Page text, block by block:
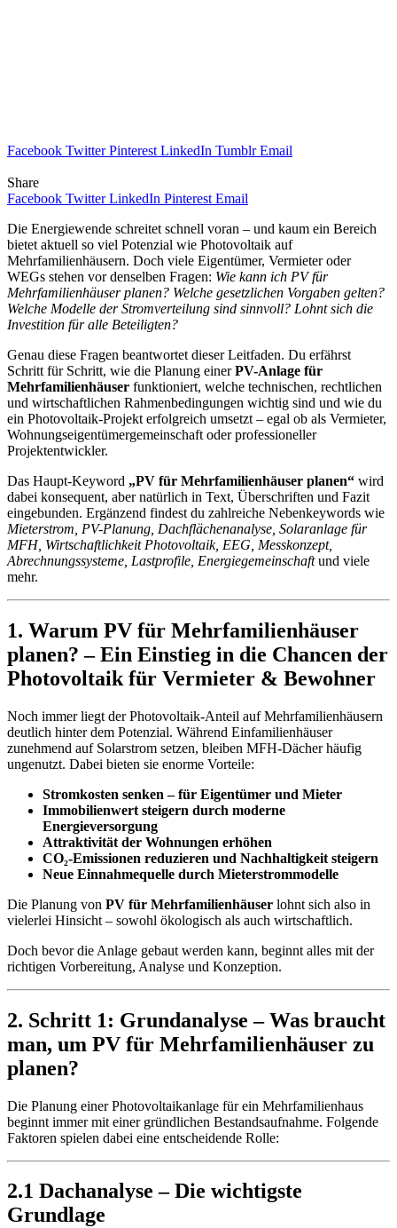
Facebook Twitter Pinterest LinkedIn Tumblr Email
Share
Facebook Twitter LinkedIn Pinterest Email
Die Energiewende schreitet schnell voran – und kaum ein Bereich
bietet aktuell so viel Potenzial wie Photovoltaik auf
Mehrfamilienhäusern. Doch viele Eigentümer, Vermieter oder
WEGs stehen vor denselben Fragen: Wie kann ich PV für
Mehrfamilienhäuser planen? Welche gesetzlichen Vorgaben gelten?
Welche Modelle der Stromverteilung sind sinnvoll? Lohnt sich die
Investition für alle Beteiligten?
Genau diese Fragen beantwortet dieser Leitfaden. Du erfährst
Schritt für Schritt, wie die Planung einerPV-Anlage für
Mehrfamilienhäuser funktioniert, welche technischen, rechtlichen
und wirtschaftlichen Rahmenbedingungen wichtig sind und wie du
ein Photovoltaik-Projekt erfolgreich umsetzt – egal ob als Vermieter,
Wohnungseigentümergemeinschaft oder professioneller
Projektentwickler.
Das Haupt-Keyword „PV für Mehrfamilienhäuser planen“ wird
dabei konsequent, aber natürlich in Text, Überschriften und Fazit
eingebunden. Ergänzend findest du zahlreiche Nebenkeywords wie
Mieterstrom, PV-Planung, Dachflächenanalyse, Solaranlage für
MFH, Wirtschaftlichkeit Photovoltaik, EEG, Messkonzept,
Abrechnungssysteme, Lastprofile, Energiegemeinschaftund viele
mehr.
1. Warum PV für Mehrfamilienhäuser
planen? – Ein Einstieg in die Chancen der
Photovoltaik für Vermieter & Bewohner
Noch immer liegt der Photovoltaik-Anteil auf Mehrfamilienhäusern
deutlich hinter dem Potenzial. Während Einfamilienhäuser
zunehmend auf Solarstrom setzen, bleiben MFH-Dächer häufig
ungenutzt. Dabei bieten sie enorme Vorteile:
Stromkosten senken – für Eigentümer und Mieter
Immobilienwert steigern durch moderne
Energieversorgung
Attraktivität der Wohnungen erhöhen
CO₂-Emissionen reduzieren und Nachhaltigkeit steigern
Neue Einnahmequelle durch Mieterstrommodelle
Die Planung von PV für Mehrfamilienhäuser lohnt sich also in
vielerlei Hinsicht – sowohl ökologisch als auch wirtschaftlich.
Doch bevor die Anlage gebaut werden kann, beginnt alles mit der
richtigen Vorbereitung, Analyse und Konzeption.
2. Schritt 1: Grundanalyse – Was braucht
man, um PV für Mehrfamilienhäuser zu
planen?
Die Planung einer Photovoltaikanlage für ein Mehrfamilienhaus
beginnt immer mit einer gründlichen Bestandsaufnahme. Folgende
Faktoren spielen dabei eine entscheidende Rolle:
2.1 Dachanalyse – Die wichtigste
Grundlage